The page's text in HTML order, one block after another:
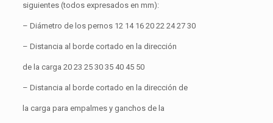
siguientes (todos expresados ​​en mm):
– Diámetro de los pernos 12 14 16 20 22 24 27 30
– Distancia al borde cortado en la dirección
de la carga 20 23 25 30 35 40 45 50
– Distancia al borde cortado en la dirección de
la carga para empalmes y ganchos de la